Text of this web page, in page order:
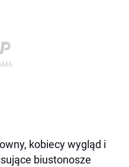
kobiecy wygląd i
biustonosze